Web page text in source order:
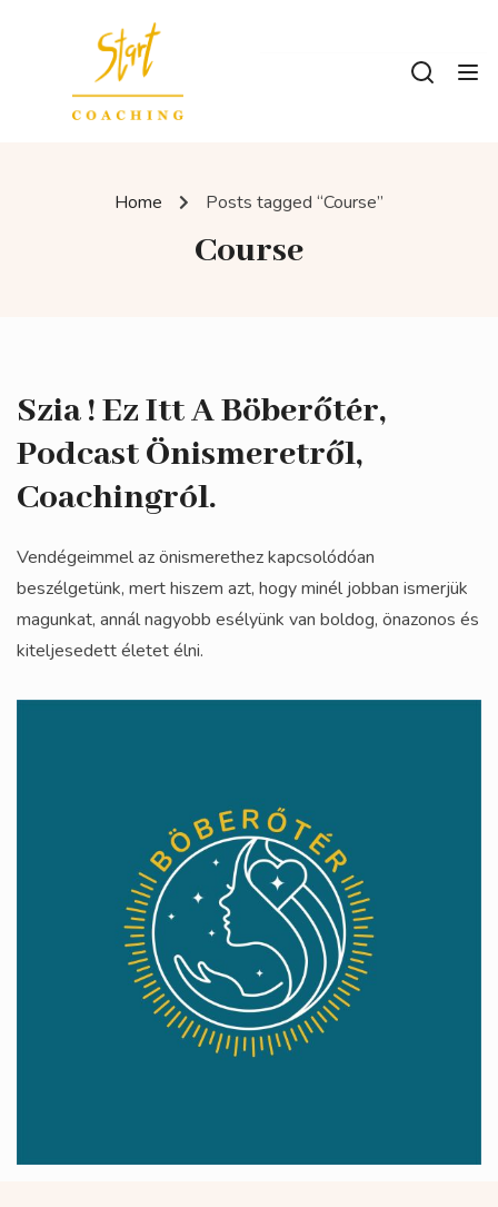
Home Posts tagged “Course”
Course
Szia ! Ez Itt A Böberőtér,
Podcast Önismeretről,
Coachingról.
Vendégeimmel az önismerethez kapcsolódóan
beszélgetünk, mert hiszem azt, hogy minél jobban ismerjük
magunkat, annál nagyobb esélyünk van boldog, önazonos és
kiteljesedett életet élni.